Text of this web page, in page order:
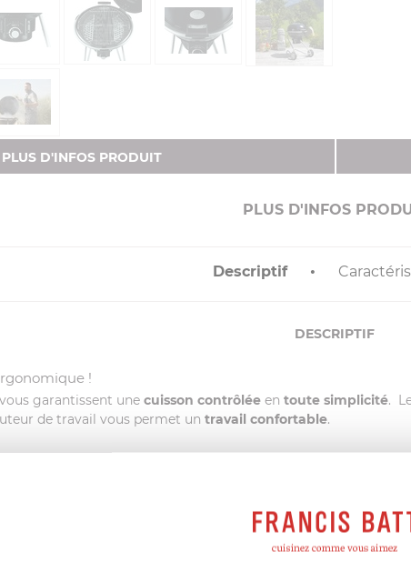
PLUS D'INFOS PRODUIT
PLUS D'INFOS
Descriptif
DESCRIPTIF
!
garantissent une cuisson contrôlée en toute simplicité.
de travail vous permet un travail confortable.
grâce à la poignée
le couvercle